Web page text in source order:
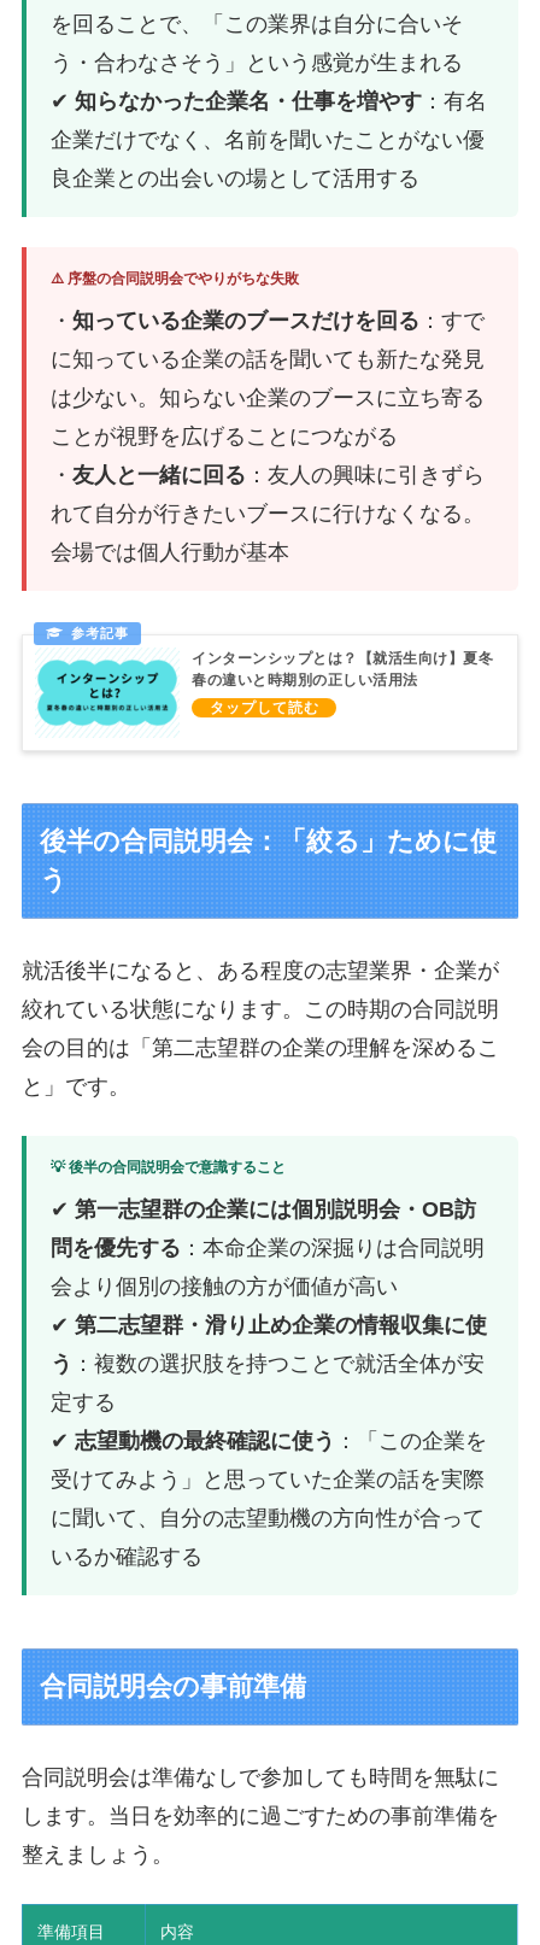
を回ることで、「この業界は自分に合いそ
う・合わなさそう」という感覚が生まれる
✔ 知らなかった企業名・仕事を増やす ：有名
企業だけでなく、名前を聞いたことがない優
良企業との出会いの場として活用する
⚠️ 序盤の合同説明会でやりがちな失敗
・ 知っている企業のブースだけを回る ：すで
に知っている企業の話を聞いても新たな発見
は少ない。知らない企業のブースに立ち寄る
ことが視野を広げることにつながる
・ 友人と一緒に回る ：友人の興味に引きずら
れて自分が行きたいブースに行けなくなる。
会場では個人行動が基本
インターンシップとは？【就活生向け】夏冬
春の違いと時期別の正しい活用法
後半の合同説明会：「絞る」ために使
う
就活後半になると、ある程度の志望業界・企業が
絞れている状態になります。この時期の合同説明
会の目的は「第二志望群の企業の理解を深めるこ
と」です。
💡 後半の合同説明会で意識すること
✔ 第一志望群の企業には個別説明会・OB訪
問を優先する ：本命企業の深掘りは合同説明
会より個別の接触の方が価値が高い
✔ 第二志望群・滑り止め企業の情報収集に使
う ：複数の選択肢を持つことで就活全体が安
定する
✔ 志望動機の最終確認に使う ：「この企業を
受けてみよう」と思っていた企業の話を実際
に聞いて、自分の志望動機の方向性が合って
いるか確認する
合同説明会の事前準備
合同説明会は準備なしで参加しても時間を無駄に
します。当日を効率的に過ごすための事前準備を
整えましょう。
準備項目 内容